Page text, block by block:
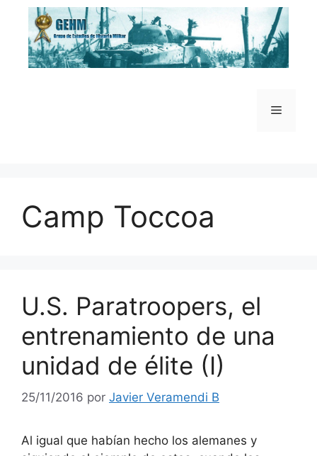
Saltar
contenido
Menú
Camp Toccoa
U.S. Paratroopers, el
entrenamiento de una
unidad de élite (I)
25/11/2016 por Javier Veramendi B
Al igual que habían hecho los alemanes y